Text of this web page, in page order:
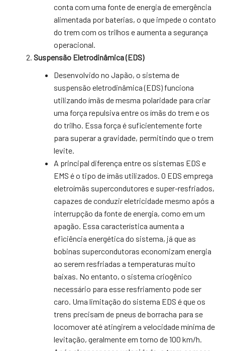
conta com uma fonte de energia de emergência
alimentada por baterias, o que impede o contato
do trem com os trilhos e aumenta a segurança
operacional.
Suspensão Eletrodinâmica (EDS)
Desenvolvido no Japão, o sistema de
suspensão eletrodinâmica (EDS) funciona
utilizando ímãs de mesma polaridade para criar
uma força repulsiva entre os ímãs do trem e os
do trilho. Essa força é suficientemente forte
para superar a gravidade, permitindo que o trem
levite.
A principal diferença entre os sistemas EDS e
EMS é o tipo de ímãs utilizados. O EDS emprega
eletroímãs supercondutores e super-resfriados,
capazes de conduzir eletricidade mesmo após a
interrupção da fonte de energia, como em um
apagão. Essa característica aumenta a
eficiência energética do sistema, já que as
bobinas supercondutoras economizam energia
ao serem resfriadas a temperaturas muito
baixas. No entanto, o sistema criogênico
necessário para esse resfriamento pode ser
caro. Uma limitação do sistema EDS é que os
trens precisam de pneus de borracha para se
locomover até atingirem a velocidade mínima de
levitação, geralmente em torno de 100 km/h.